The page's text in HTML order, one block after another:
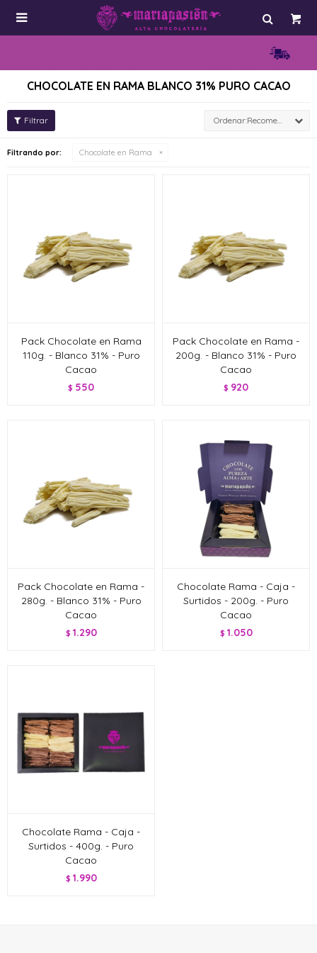

CHOCOLATE EN RAMA BLANCO 31% PURO CACAO
Recomendados
Filtrando por: Chocolate en Rama
Pack Chocolate en Rama
110g. - Blanco 31% - Puro
Cacao
$ 550
Pack Chocolate en Rama -
200g. - Blanco 31% - Puro
Cacao
$ 920
Pack Chocolate en Rama -
280g. - Blanco 31% - Puro
Cacao
$ 1.290
Chocolate Rama - Caja -
Surtidos - 200g. - Puro
Cacao
$ 1.050
Chocolate Rama - Caja -
Surtidos - 400g. - Puro
Cacao
$ 1.990